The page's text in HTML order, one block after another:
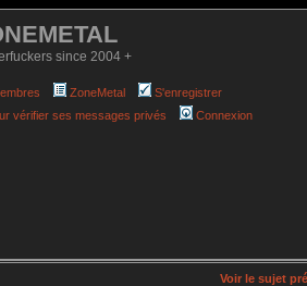
since 2004 +
ZoneMetal
S'enregistrer
vérifier ses messages privés Connexion
Voir le sujet